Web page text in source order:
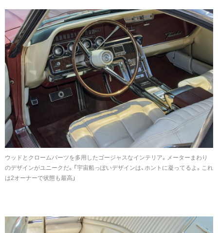
ウッドとクロームパーツを多用したゴージャスなインテリア。メーターまわり
のデザインがユニークだ。「宇宙船っぽいデザインは、ホントに凝ってるよ。これ
は2オーナーで状態も最高」